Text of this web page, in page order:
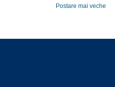
Postare mai veche